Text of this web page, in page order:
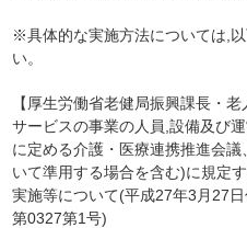
※具体的な実施方法については,
い。
【厚生労働省老健局振興課長・
サービスの事業の人員,設備及び
に定める介護・医療連携推進会
いて準用する場合を含む)に規定
実施等について(平成27年3月27
第0327第1号)